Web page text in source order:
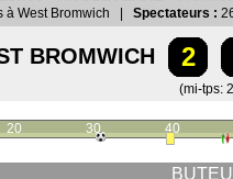
à West Bromwich | Spectateurs :
BROMWICH 2
(mi-tps:
20 30 40